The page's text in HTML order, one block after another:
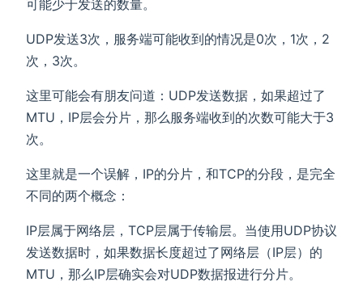
可能少于发送的数量。
UDP发送3次，服务端可能收到的情况是0次，1次，2
次，3次。
这里可能会有朋友问道：UDP发送数据，如果超过了
MTU，IP层会分片，那么服务端收到的次数可能大于3
次。
这里就是一个误解，IP的分片，和TCP的分段，是完全
不同的两个概念：
IP层属于网络层，TCP层属于传输层。当使用UDP协议
发送数据时，如果数据长度超过了网络层（IP层）的
MTU，那么IP层确实会对UDP数据报进行分片。